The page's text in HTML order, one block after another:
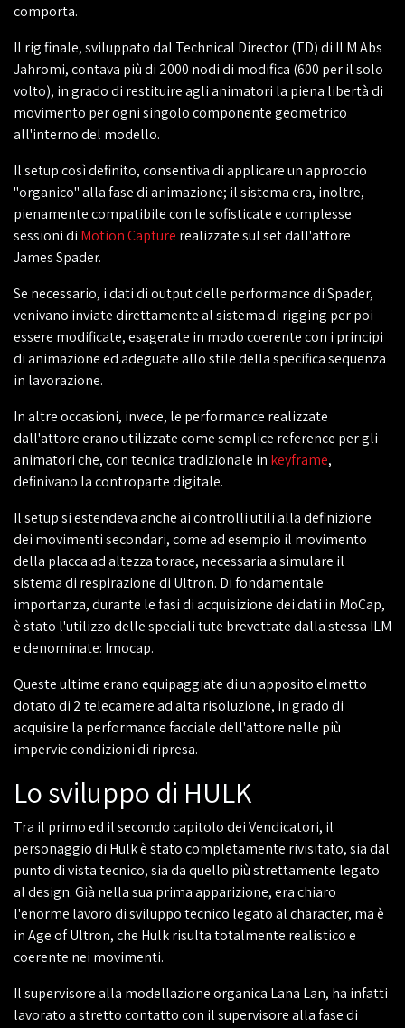
comporta.
Il rig finale, sviluppato dal Technical Director (TD) di ILM Abs
Jahromi, contava più di 2000 nodi di modifica (600 per il solo
volto), in grado di restituire agli animatori la piena libertà di
movimento per ogni singolo componente geometrico
all'interno del modello.
Il setup così definito, consentiva di applicare un approccio
"organico" alla fase di animazione; il sistema era, inoltre,
pienamente compatibile con le sofisticate e complesse
sessioni di Motion Capture realizzate sul set dall'attore
James Spader.
Se necessario, i dati di output delle performance di Spader,
venivano inviate direttamente al sistema di rigging per poi
essere modificate, esagerate in modo coerente con i principi
di animazione ed adeguate allo stile della specifica sequenza
in lavorazione.
In altre occasioni, invece, le performance realizzate
dall'attore erano utilizzate come semplice reference per gli
animatori che, con tecnica tradizionale in keyframe,
definivano la controparte digitale.
Il setup si estendeva anche ai controlli utili alla definizione
dei movimenti secondari, come ad esempio il movimento
della placca ad altezza torace, necessaria a simulare il
sistema di respirazione di Ultron. Di fondamentale
importanza, durante le fasi di acquisizione dei dati in MoCap,
è stato l'utilizzo delle speciali tute brevettate dalla stessa ILM
e denominate: Imocap.
Queste ultime erano equipaggiate di un apposito elmetto
dotato di 2 telecamere ad alta risoluzione, in grado di
acquisire la performance facciale dell'attore nelle più
impervie condizioni di ripresa.
Lo sviluppo di HULK
Tra il primo ed il secondo capitolo dei Vendicatori, il
personaggio di Hulk è stato completamente rivisitato, sia dal
punto di vista tecnico, sia da quello più strettamente legato
al design. Già nella sua prima apparizione, era chiaro
l'enorme lavoro di sviluppo tecnico legato al character, ma è
in Age of Ultron, che Hulk risulta totalmente realistico e
coerente nei movimenti.
Il supervisore alla modellazione organica Lana Lan, ha infatti
lavorato a stretto contatto con il supervisore alla fase di